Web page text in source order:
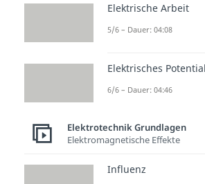
Durch weiteres
Leitfähigkeit
wichtigen
Elektrische Arbeit
5/6 – Dauer: 04:08
Elektrisches Potential
6/6 – Dauer: 04:46
Elektrotechnik Grundlagen
Elektromagnetische Effekte
Influenz